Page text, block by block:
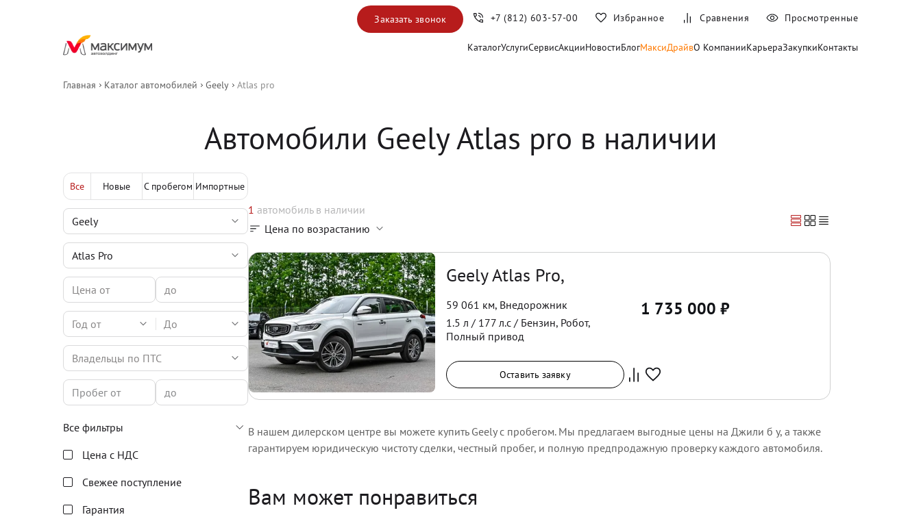
КаталогУслугиСервисАкцииНовостиБлогМаксиДрайвО КомпанииКарьераЗакупкиКонтакты
Заказать звонок +7 (812) 603-57-00 Избранное Сравнения Просмотренные
Главная Каталог автомобилей Geely Atlas pro
Автомобили Geely Atlas pro в наличии
Все Новые С пробегом Импортные
Год от До
Владельцы по ПТС
Все фильтры
Цена с НДС
Свежее поступление
Гарантия
1 автомобильв наличии
Цена по возрастанию
Geely Atlas Pro,
59 061 км, Внедорожник
1.5 л / 177л.с / Бензин, Робот,
Полный привод
1 735 000 ₽
Оставить заявку
В нашем дилерском центре вы можете купить Geely с пробегом. Мы предлагаем выгодные цены на Джили б у, а также
гарантируем юридическую чистоту сделки, честный пробег, и полную предпродажную проверку каждого автомобиля.
Вам может понравиться